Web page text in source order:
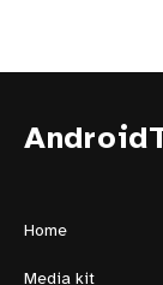
Home
Media kit